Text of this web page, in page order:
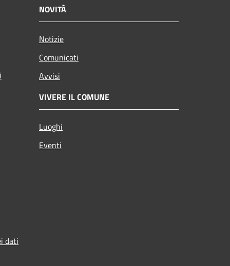
NOVITÀ
Notizie
Comunicati
Avvisi
VIVERE IL COMUNE
Luoghi
Eventi
dati